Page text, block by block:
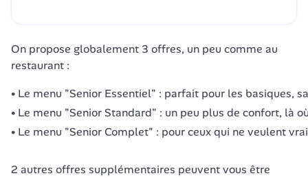
On propose globalement 3 offres, un peu comme au
restaurant :
Le menu "Senior Essentiel" : parfait pour les basiques,
Le menu "Senior Standard" : un peu plus de confort, là
Le menu "Senior Complet" : pour ceux qui ne veulent
2 autres offres supplémentaires peuvent vous être